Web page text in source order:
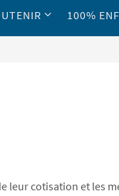
100%
leur cotisation et les